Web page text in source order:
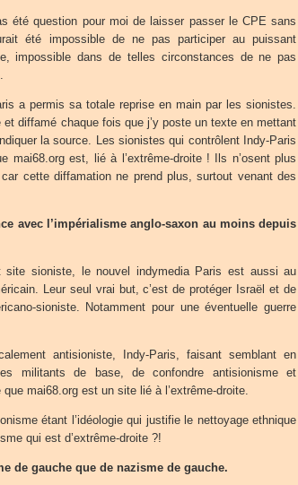
été question pour moi de laisser passer le CPE sans
été impossible de ne pas participer au puissant
impossible dans de telles circonstances de ne pas
a permis sa totale reprise en main par les sionistes.
et diffamé chaque fois que j’y poste un texte en mettant
la source. Les sionistes qui contrôlent Indy-Paris
mai68.org est, lié à l’extrême-droite ! Ils n’osent plus
cette diffamation ne prend plus, surtout venant des
avec l’impérialisme anglo-saxon au moins depuis
site sioniste, le nouvel indymedia Paris est aussi au
Leur seul vrai but, c’est de protéger Israël et de
sioniste. Notamment pour une éventuelle guerre
antisioniste, Indy-Paris, faisant semblant en
militants de base, de confondre antisionisme et
mai68.org est un site lié à l’extrême-droite.
étant l’idéologie qui justifie le nettoyage ethnique
qui est d’extrême-droite ?!
de gauche que de nazisme de gauche.